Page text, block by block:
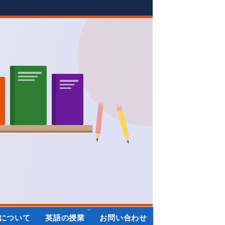
ついて 英語の授業 お問い合わせ